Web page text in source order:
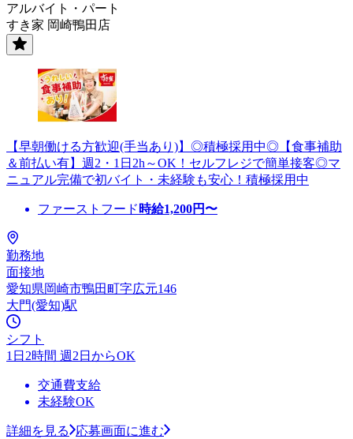
アルバイト・パート
すき家 岡崎鴨田店
【早朝働ける方歓迎(手当あり)】◎積極採用中◎【食事補助
＆前払い有】週2・1日2h～OK！セルフレジで簡単接客◎マ
ニュアル完備で初バイト・未経験も安心！積極採用中
ファーストフード 時給1,200円〜
勤務地
面接地
愛知県岡崎市鴨田町字広元146
大門(愛知)駅
シフト
1日2時間 週2日からOK
交通費支給
未経験OK
詳細を見る
応募画面に進む